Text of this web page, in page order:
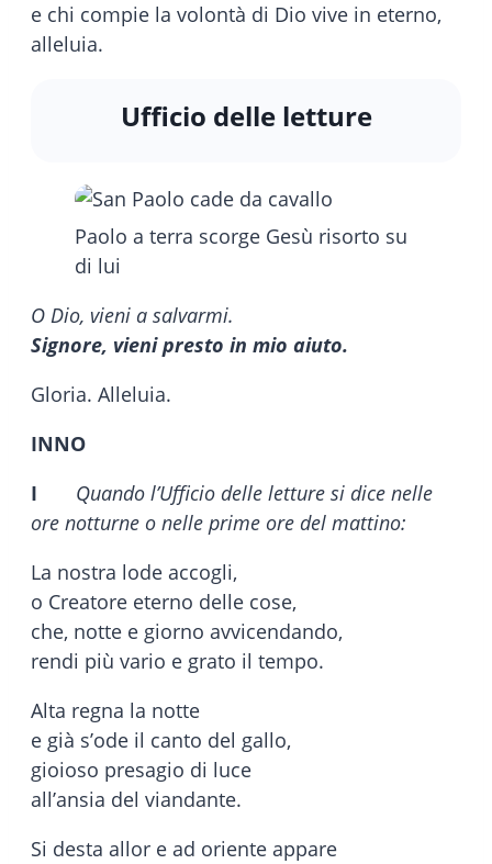
e chi compie la volontà di Dio vive in eterno,
alleluia.
Ufficio delle letture
Paolo a terra scorge Gesù risorto su
di lui
O Dio, vieni a salvarmi.
Signore, vieni presto in mio aiuto.
Gloria. Alleluia.
INNO
I
Quando l’Ufficio delle letture si dice nelle
ore notturne o nelle prime ore del mattino:
La nostra lode accogli,
o Creatore eterno delle cose,
che, notte e giorno avvicendando,
rendi più vario e grato il tempo.
Alta regna la notte
e già s’ode il canto del gallo,
gioioso presagio di luce
all’ansia del viandante.
Si desta allor e ad oriente appare